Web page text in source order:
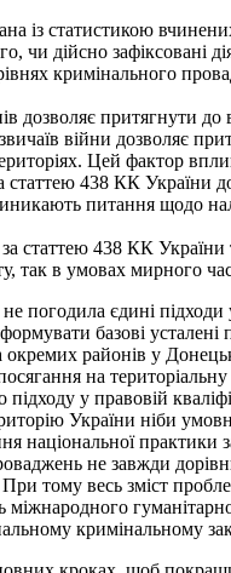
із статистикою
чи дійсно
кримінального
дозволяє притягнути
війни дозволяє
Цей фактор
438 КК України
питання щодо
за статтею 438 КК
так в умовах мирного
погодила єдині
базові усталені
районів у
на
у правовій
України ніби
національної
не завжди
тому весь зміст
кримінальному